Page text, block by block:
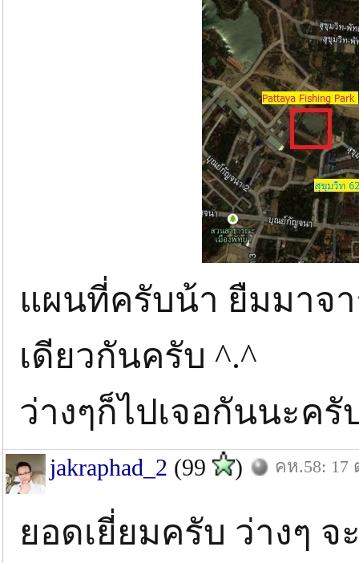
แผนที่ครับน้า ยืมมาจ
เดียวกันครับ ^.^
ว่างๆก็ไปเจอกันนะค
jakraphad_2 (99 ) คห.58: 17
ยอดเยี่ยมครับ ว่างๆ